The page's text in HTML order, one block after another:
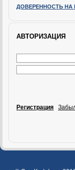
ДОВЕРЕННОСТЬ НА
АВТОРИЗАЦИЯ
Регистрация